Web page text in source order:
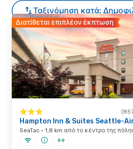
Ταξινόμηση κατά:
Διατίθεται επιπλέον έκπτωση
Hampton Inn & Suites Seattle-
SeaTac · 1,8 km από το κέντρο της